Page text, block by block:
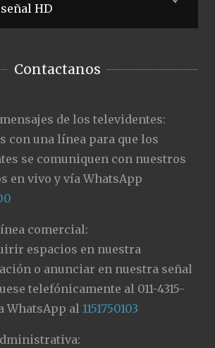
HD
Contactanos
de los televidentes:
con una línea para que los
se comuniquen con nuestros
en vivo y vía WhatsApp
comercial:
espacios en nuestra
o anunciar en nuestra señal
telefónicamente al 011-4315-
WhatsApp al1151750103